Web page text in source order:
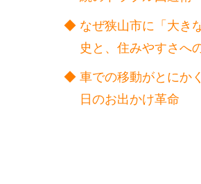
なぜ狭山市に「大き
史と、住みやすさへ
車での移動がとにか
日のお出かけ革命